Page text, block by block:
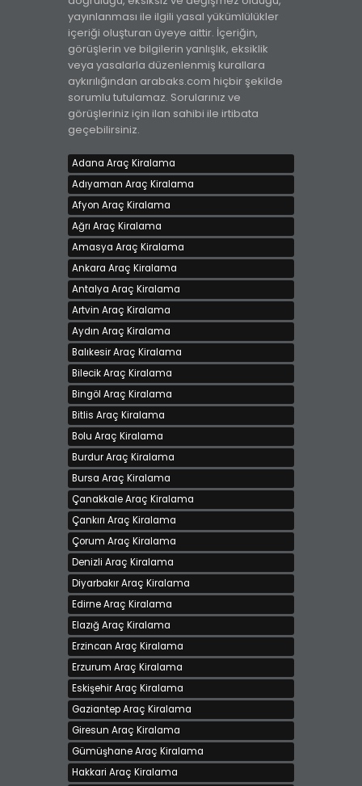
yayınlanması ile ilgili yasal yükümlülükler
içeriği oluşturan üyeye aittir. İçeriğin,
görüşlerin ve bilgilerin yanlışlık, eksiklik
veya yasalarla düzenlenmiş kurallara
aykırılığından arabaks.com hiçbir şekilde
sorumlu tutulamaz. Sorularınız ve
görüşleriniz için ilan sahibi ile irtibata
geçebilirsiniz.
Adana Araç Kiralama
Adıyaman Araç Kiralama
Afyon Araç Kiralama
Ağrı Araç Kiralama
Amasya Araç Kiralama
Ankara Araç Kiralama
Antalya Araç Kiralama
Artvin Araç Kiralama
Aydın Araç Kiralama
Balıkesir Araç Kiralama
Bilecik Araç Kiralama
Bingöl Araç Kiralama
Bitlis Araç Kiralama
Bolu Araç Kiralama
Burdur Araç Kiralama
Bursa Araç Kiralama
Çanakkale Araç Kiralama
Çankırı Araç Kiralama
Çorum Araç Kiralama
Denizli Araç Kiralama
Diyarbakır Araç Kiralama
Edirne Araç Kiralama
Elazığ Araç Kiralama
Erzincan Araç Kiralama
Erzurum Araç Kiralama
Eskişehir Araç Kiralama
Gaziantep Araç Kiralama
Giresun Araç Kiralama
Gümüşhane Araç Kiralama
Hakkari Araç Kiralama